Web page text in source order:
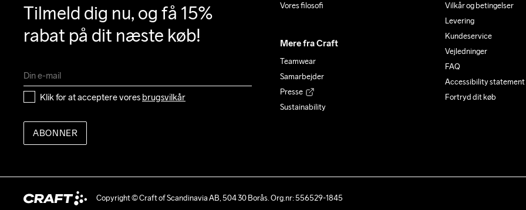
Tilmeld dig nu, og få 15%
rabat på dit næste køb!
Klik for at acceptere vores brugsvilkår
ABONNER
Vores filosofi
Mere fra Craft
Teamwear
Samarbejder
Presse
Sustainability
Vilkår og betingelser
Levering
Kundeservice
Vejledninger
FAQ
Accessibility statement
Fortryd dit køb
Copyright © Craft of Scandinavia AB, 504 30 Borås. Org.nr: 556529-1845